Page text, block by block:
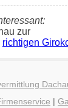
zur
richtigen
|